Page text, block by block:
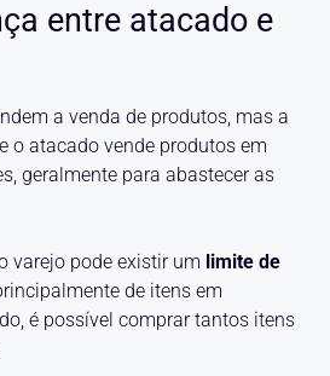
entre atacado e
a venda de produtos, mas a
o atacado vende produtos em
geralmente para abastecer as
varejo pode existir um limite de
de itens em
é possível comprar tantos itens